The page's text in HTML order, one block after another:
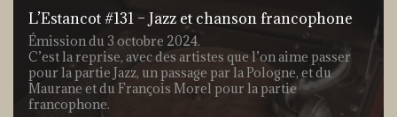
L’Estancot #131 – Jazz et chanson francophone
Émission du 3 octobre 2024.
C’est la reprise, avec des artistes que l’on aime passer
pour la partie Jazz, un passage par la Pologne, et du
Maurane et du François Morel pour la partie
francophone.